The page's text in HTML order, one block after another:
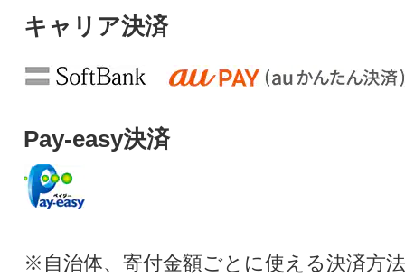
キャリア決済
Pay-easy決済
※自治体、寄付金額ごとに使える決済方